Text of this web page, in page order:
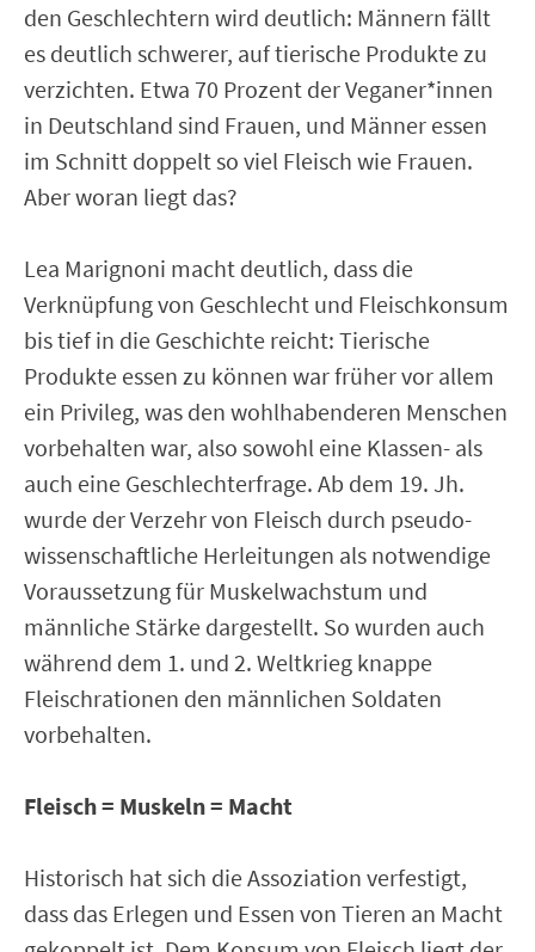
den Geschlechtern wird deutlich: Männern fällt
es deutlich schwerer, auf tierische Produkte zu
verzichten. Etwa 70 Prozent der Veganer*innen
in Deutschland sind Frauen, und Männer essen
im Schnitt doppelt so viel Fleisch wie Frauen.
Aber woran liegt das?
Lea Marignoni macht deutlich, dass die
Verknüpfung von Geschlecht und Fleischkonsum
bis tief in die Geschichte reicht: Tierische
Produkte essen zu können war früher vor allem
ein Privileg, was den wohlhabenderen Menschen
vorbehalten war, also sowohl eine Klassen- als
auch eine Geschlechterfrage. Ab dem 19. Jh.
wurde der Verzehr von Fleisch durch pseudo-
wissenschaftliche Herleitungen als notwendige
Voraussetzung für Muskelwachstum und
männliche Stärke dargestellt. So wurden auch
während dem 1. und 2. Weltkrieg knappe
Fleischrationen den männlichen Soldaten
vorbehalten.
Fleisch = Muskeln = Macht
Historisch hat sich die Assoziation verfestigt,
dass das Erlegen und Essen von Tieren an Macht